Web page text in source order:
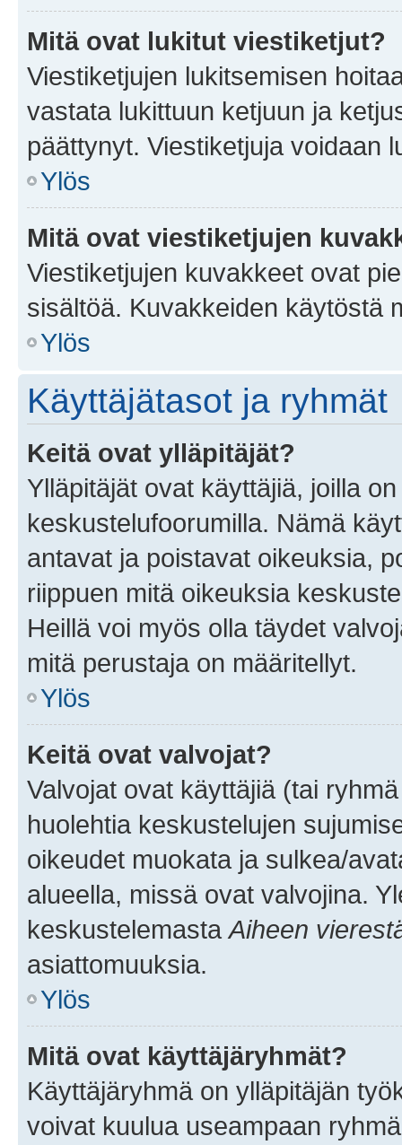
Mitä ovat lukitut viestiketjut?
Viestiketjujen lukitsemisen
vastata lukittuun ketjuun ja
päättynyt. Viestiketjuja voidaan
Ylös
Mitä ovat viestiketjujen
Viestiketjujen kuvakkeet ovat
sisältöä. Kuvakkeiden käytöstä
Ylös
Käyttäjätasot ja ryhmät
Keitä ovat ylläpitäjät?
Ylläpitäjät ovat käyttäjiä, joilla
keskustelufoorumilla. Nämä
antavat ja poistavat oikeuksia,
riippuen mitä oikeuksia
Heillä voi myös olla täydet
mitä perustaja on määritellyt.
Ylös
Keitä ovat valvojat?
Valvojat ovat käyttäjiä (tai
huolehtia keskustelujen
oikeudet muokata ja sulkea/
alueella, missä ovat valvojina.
keskustelemasta Aiheen
asiattomuuksia.
Ylös
Mitä ovat käyttäjäryhmät?
Käyttäjäryhmä on ylläpitäjän
voivat kuulua useampaan